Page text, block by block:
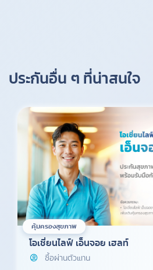
ประกันอื่น ๆ ที่น่าสนใจ
คุ้มครองสุขภาพ
โอเชี่ยนไลฟ์ เอ็นจอย เฮลท์
ซื้อผ่านตัวแทน